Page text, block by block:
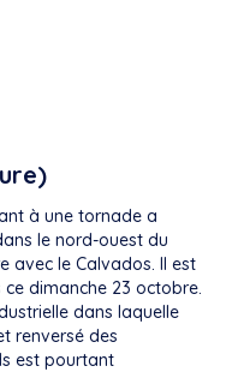
à une tornade a
le nord-ouest du
avec le Calvados. Il est
ce dimanche 23 octobre.
dans laquelle
renversé des
est pourtant